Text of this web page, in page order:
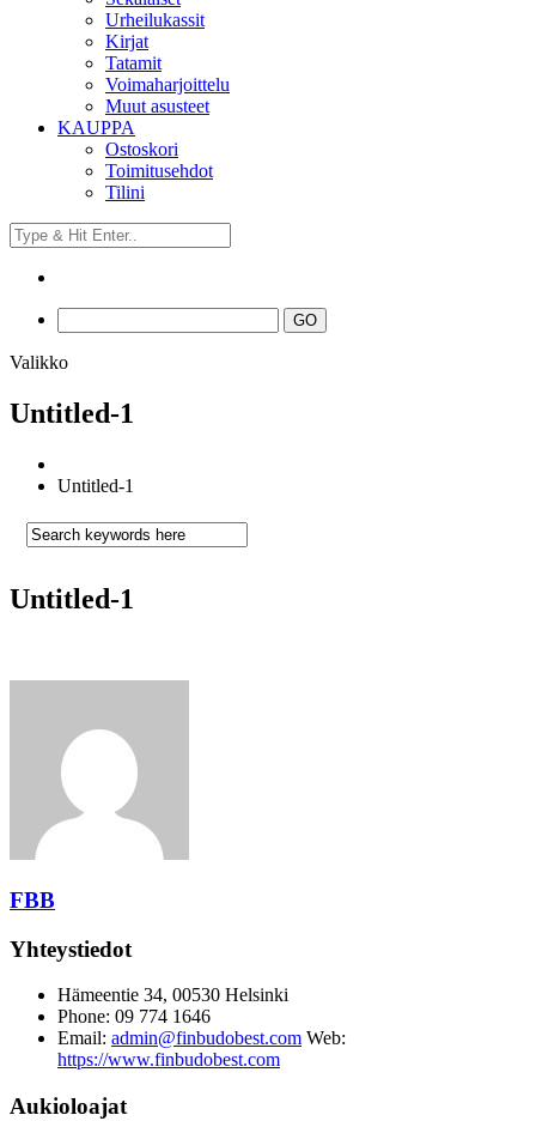
Urheilukassit
Kirjat
Tatamit
Voimaharjoittelu
Muut asusteet
KAUPPA
Ostoskori
Toimitusehdot
Tilini
Valikko
Untitled-1
Untitled-1
Untitled-1
FBB
Yhteystiedot
Hämeentie 34, 00530 Helsinki
Phone: 09 774 1646
Email: admin@finbudobest.com Web:
https://www.finbudobest.com
Aukioloajat